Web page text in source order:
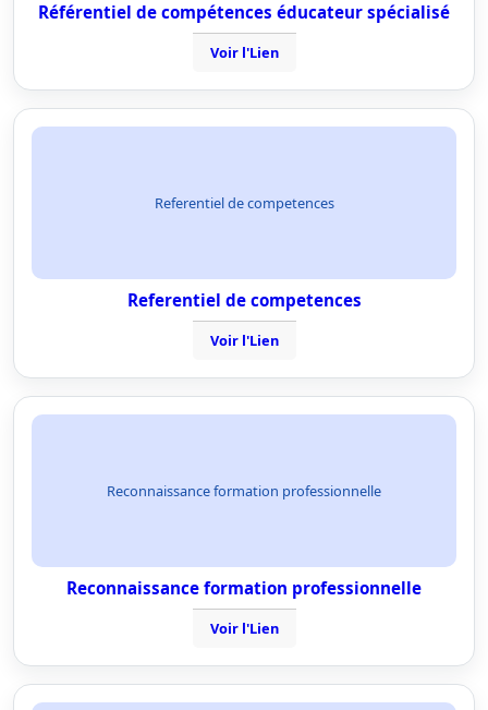
Référentiel de compétences éducateur spécialisé
Voir l'Lien
Referentiel de competences
Referentiel de competences
Voir l'Lien
Reconnaissance formation professionnelle
Reconnaissance formation professionnelle
Voir l'Lien